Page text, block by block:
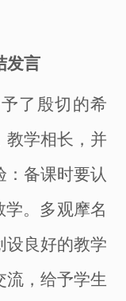
发言
了殷切的希
学相长， 并
备课时要认
。 多观摩名
设良好的教学
流，给予学生